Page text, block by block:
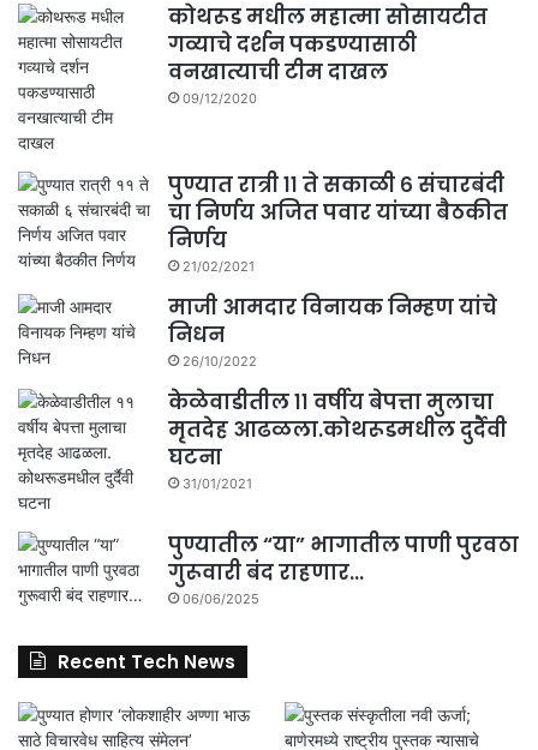
कोथरूड मधील महात्मा सोसायटीत
गव्याचे दर्शन पकडण्यासाठी
वनखात्याची टीम दाखल
09/12/2020
पुण्यात रात्री ११ ते सकाळी ६ संचारबंदी
चा निर्णय अजित पवार यांच्या बैठकीत
निर्णय
21/02/2021
माजी आमदार विनायक निम्हण यांचे
निधन
26/10/2022
केळेवाडीतील ११ वर्षीय बेपत्ता मुलाचा
मृतदेह आढळला.कोथरूडमधील दुर्दैवी
घटना
31/01/2021
पुण्यातील “या” भागातील पाणी पुरवठा
गुरूवारी बंद राहणार…
06/06/2025
Recent Tech News